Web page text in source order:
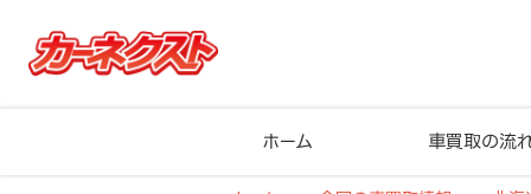
ホーム 車買取の流